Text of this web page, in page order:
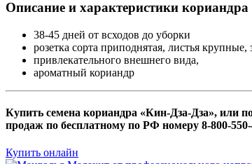
Описание и характеристики
38-45 дней от всходов до уборки
розетка сорта приподнятая, листья
привлекательного внешнего вида,
ароматный кориандр
Купить семена кориандра «Кин-Дза-Дза», или
продаж по бесплатному по РФ номеру 8-800-
Купить онлайн